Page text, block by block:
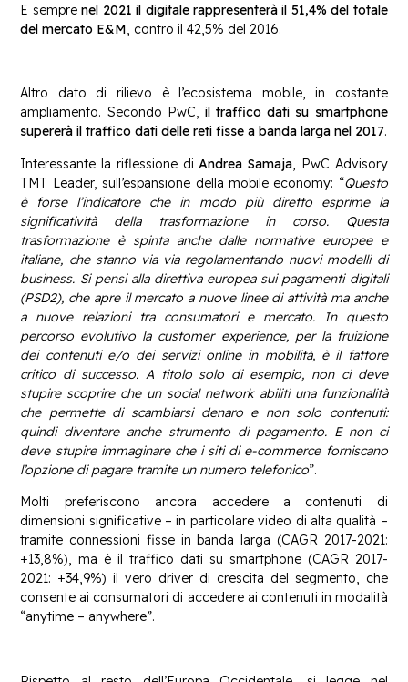
E semprenel 2021 il digitale rappresenterà il 51,4% del totale
del mercato E&M, contro il 42,5% del 2016.
Altro dato di rilievo è l’ecosistema mobile, in costante
ampliamento. Secondo PwC, il traffico dati su smartphone
supererà il traffico dati delle reti fisse a banda larga nel 2017.
Interessante la riflessione diAndrea Samaja, PwC Advisory
TMT Leader, sull’espansione della mobile economy: “Questo
è forse l’indicatore che in modo più diretto esprime la
significatività della trasformazione in corso. Questa
trasformazione è spinta anche dalle normative europee e
italiane, che stanno via via regolamentando nuovi modelli di
business. Si pensi alla direttiva europea sui pagamenti digitali
(PSD2), che apre il mercato a nuove linee di attività ma anche
a nuove relazioni tra consumatori e mercato. In questo
percorso evolutivo la customer experience, per la fruizione
dei contenuti e/o dei servizi online in mobilità, è il fattore
critico di successo. A titolo solo di esempio, non ci deve
stupire scoprire che un social network abiliti una funzionalità
che permette di scambiarsi denaro e non solo contenuti:
quindi diventare anche strumento di pagamento. E non ci
deve stupire immaginare che i siti di e-commerce forniscano
l’opzione di pagare tramite un numero telefonico”.
Molti preferiscono ancora accedere a contenuti di
dimensioni significative – in particolare video di alta qualità –
tramite connessioni fisse in banda larga (CAGR 2017-2021:
+13,8%), ma è il traffico dati su smartphone (CAGR 2017-
2021: +34,9%) il vero driver di crescita del segmento, che
consente ai consumatori di accedere ai contenuti in modalità
“anytime – anywhere”.